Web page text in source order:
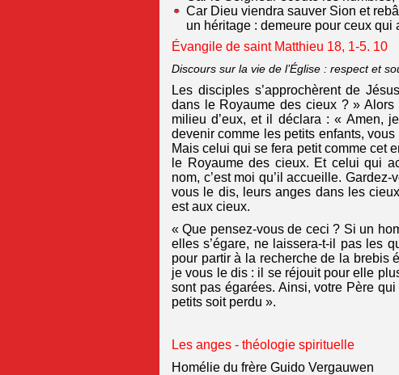
Car Dieu viendra sauver Sion et
un héritage : demeure pour ceux qui
Évangile de saint Matthieu 18, 1-5. 10
Discours sur la vie de l’Église : respect et
Les disciples s’approchèrent de
dans le Royaume des cieux ? »
milieu d’eux, et il déclara : « Amen,
devenir comme les petits enfants,
Mais celui qui se fera petit comme cet
le Royaume des cieux. Et celui qui
nom, c’est moi qu’il accueille.
vous le dis, leurs anges dans les
est aux cieux.
« Que pensez-vous de ceci ? Si un
elles s’égare, ne laissera-t-il pas les
pour partir à la recherche de la brebis
je vous le dis : il se réjouit pour elle
sont pas égarées. Ainsi, votre Père
petits soit perdu ».
Les anges - théologie spirituelle
Homélie du frère Guido Vergauwen